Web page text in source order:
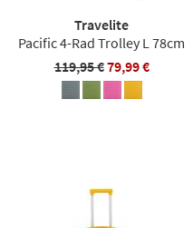
Travelite
Pacific 4-Rad Trolley L 78cm
119,95 €79,99 €